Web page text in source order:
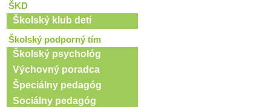
ŠKD
Školský klub detí
Školský podporný tím
Školský psychológ
Výchovný poradca
Špeciálny pedagóg
Sociálny pedagóg